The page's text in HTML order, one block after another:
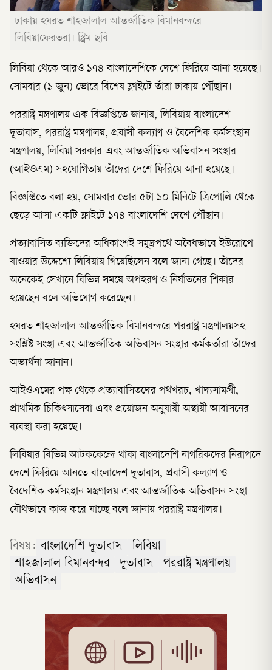
ঢাকায় হযরত শাহজালাল আন্তর্জাতিক বিমানবন্দরে
লিবিয়াফেরতরা। স্ট্রিম ছবি
লিবিয়া থেকে আরও ১৭৪ বাংলাদেশিকে দেশে ফিরিয়ে আনা হয়েছে।
সোমবার (১ জুন) ভোরে বিশেষ ফ্লাইটে তাঁরা ঢাকায় পৌঁছান।
পররাষ্ট্র মন্ত্রণালয় এক বিজ্ঞপ্তিতে জানায়, লিবিয়ায় বাংলাদেশ
দূতাবাস, পররাষ্ট্র মন্ত্রণালয়, প্রবাসী কল্যাণ ও বৈদেশিক কর্মসংস্থান
মন্ত্রণালয়, লিবিয়া সরকার এবং আন্তর্জাতিক অভিবাসন সংস্থার
(আইওএম) সহযোগিতায় তাঁদের দেশে ফিরিয়ে আনা হয়েছে।
বিজ্ঞপ্তিতে বলা হয়, সোমবার ভোর ৫টা ১০ মিনিটে ত্রিপোলি থেকে
ছেড়ে আসা একটি ফ্লাইটে ১৭৪ বাংলাদেশি দেশে পৌঁছান।
প্রত্যাবাসিত ব্যক্তিদের অধিকাংশই সমুদ্রপথে অবৈধভাবে ইউরোপে
যাওয়ার উদ্দেশ্যে লিবিয়ায় গিয়েছিলেন বলে জানা গেছে। তাঁদের
অনেকেই সেখানে বিভিন্ন সময়ে অপহরণ ও নির্যাতনের শিকার
হয়েছেন বলে অভিযোগ করেছেন।
হযরত শাহজালাল আন্তর্জাতিক বিমানবন্দরে পররাষ্ট্র মন্ত্রণালয়সহ
সংশ্লিষ্ট সংস্থা এবং আন্তর্জাতিক অভিবাসন সংস্থার কর্মকর্তারা তাঁদের
অভ্যর্থনা জানান।
আইওএমের পক্ষ থেকে প্রত্যাবাসিতদের পথখরচ, খাদ্যসামগ্রী,
প্রাথমিক চিকিৎসাসেবা এবং প্রয়োজন অনুযায়ী অস্থায়ী আবাসনের
ব্যবস্থা করা হয়েছে।
লিবিয়ার বিভিন্ন আটককেন্দ্রে থাকা বাংলাদেশি নাগরিকদের নিরাপদে
দেশে ফিরিয়ে আনতে বাংলাদেশ দূতাবাস, প্রবাসী কল্যাণ ও
বৈদেশিক কর্মসংস্থান মন্ত্রণালয় এবং আন্তর্জাতিক অভিবাসন সংস্থা
যৌথভাবে কাজ করে যাচ্ছে বলে জানায় পররাষ্ট্র মন্ত্রণালয়।
বিষয়: বাংলাদেশি দূতাবাস
লিবিয়া
শাহজালাল বিমানবন্দর
দূতাবাস
পররাষ্ট্র মন্ত্রণালয়
অভিবাসন